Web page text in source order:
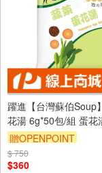
躍進【台灣蘇伯Soup
花湯 6g*50包/組 蛋花
秒快沖 即沖即食 速食
品 蘇伯 湯塊 非素食
贈OPENPOINT
$ 750
$360